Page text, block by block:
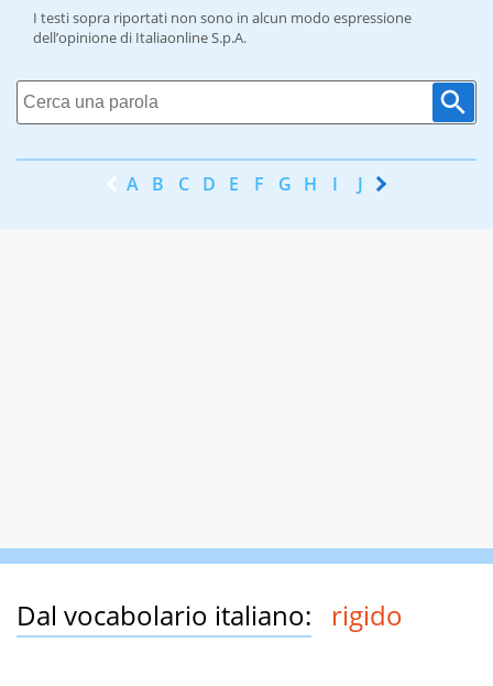
I testi sopra riportati non sono in alcun modo espressione
dell’opinione di Italiaonline S.p.A.
A B C D E F G H I J K
Dal vocabolario italiano: rigido